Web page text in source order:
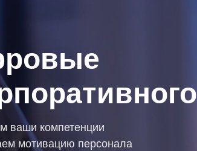
ваши компетенции
мотивацию персонала